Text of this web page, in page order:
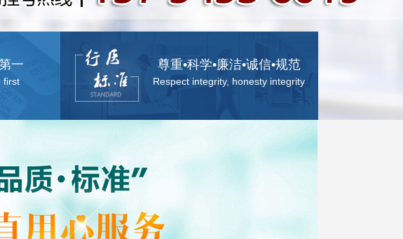
一
first
尊重•科学•廉洁•诚信•规范
Respect integrity, honesty integrity